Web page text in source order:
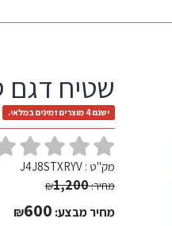
שטיח דגם
ישנם 4 מוצרים זמינים במלאי.
מק"ט :J4J8STXRYV
מחיר: ₪1,200
מחיר מבצע: ₪600